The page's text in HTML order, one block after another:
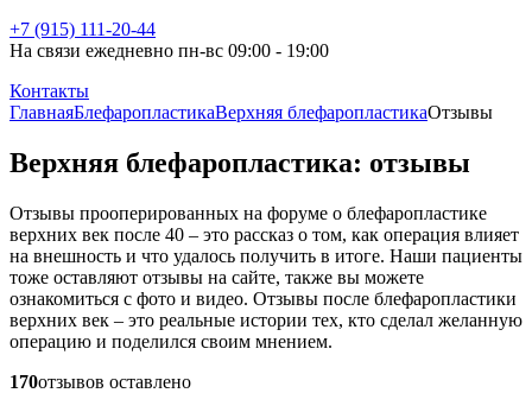
+7 (915) 111-20-44
На связи ежедневно пн-вс 09:00 - 19:00
Контакты
ГлавнаяБлефаропластикаВерхняя блефаропластикаОтзывы
Верхняя блефаропластика: отзывы
Отзывы прооперированных на форуме о блефаропластике
верхних век после 40 – это рассказ о том, как операция влияет
на внешность и что удалось получить в итоге. Наши пациенты
тоже оставляют отзывы на сайте, также вы можете
ознакомиться с фото и видео. Отзывы после блефаропластики
верхних век – это реальные истории тех, кто сделал желанную
операцию и поделился своим мнением.
170отзывов оставлено